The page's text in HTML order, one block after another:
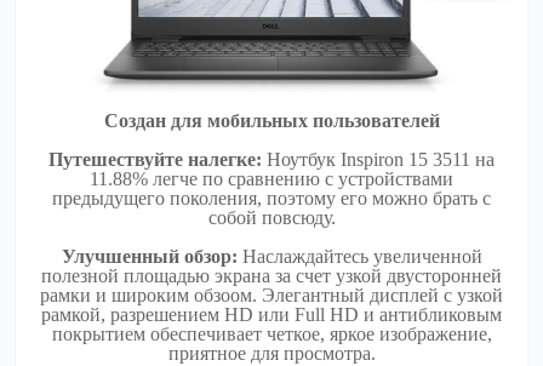
Создан для мобильных пользователей
Путешествуйте налегке: Ноутбук Inspiron 15 3511 на
11.88% легче по сравнению с устройствами
предыдущего поколения, поэтому его можно брать с
собой повсюду.
Улучшенный обзор: Наслаждайтесь увеличенной
полезной площадью экрана за счет узкой двусторонней
рамки и широким обзоом. Элегантный дисплей с узкой
рамкой, разрешением HD или Full HD и антибликовым
покрытием обеспечивает четкое, яркое изображение,
приятное для просмотра.